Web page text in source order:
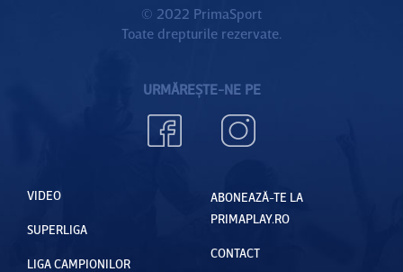
© 2022 PrimaSport
Toate drepturile rezervate.
URMĂREȘTE-NE PE
VIDEO
SUPERLIGA
LIGA CAMPIONILOR
ABONEAZĂ-TE LA
PRIMAPLAY.RO
CONTACT